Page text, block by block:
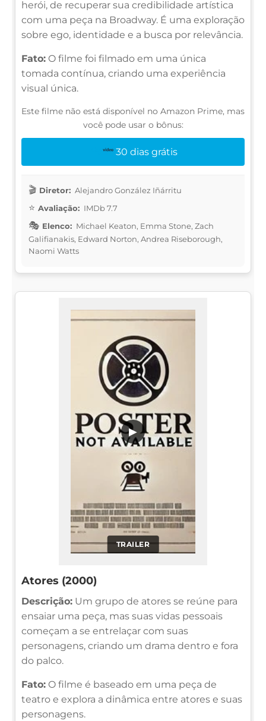
herói, de recuperar sua credibilidade artística
com uma peça na Broadway. É uma exploração
sobre ego, identidade e a busca por relevância.
Fato: O filme foi filmado em uma única
tomada contínua, criando uma experiência
visual única.
Este filme não está disponível no Amazon Prime, mas
você pode usar o bônus:
30 dias grátis
Diretor: Alejandro González Iñárritu
Avaliação: IMDb 7.7
Elenco: Michael Keaton, Emma Stone, Zach
Galifianakis, Edward Norton, Andrea Riseborough,
Naomi Watts
TRAILER
▶
Atores (2000)
Descrição: Um grupo de atores se reúne para
ensaiar uma peça, mas suas vidas pessoais
começam a se entrelaçar com suas
personagens, criando um drama dentro e fora
do palco.
Fato: O filme é baseado em uma peça de
teatro e explora a dinâmica entre atores e suas
personagens.